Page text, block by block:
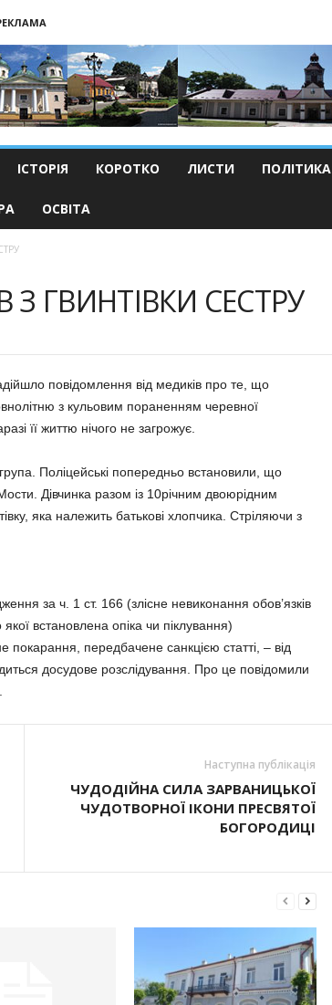
ІСТОРІЯ КОРОТКО ЛИСТИ ПОЛІТИКА
ОСВІТА
ГВИНТІВКИ СЕСТРУ
повідомлення від медиків про те, що
з кульовим пораненням черевної
її життю нічого не загрожує.
Поліцейські попередньо встановили, що
Дівчинка разом із 10річним двоюрідним
яка належить батькові хлопчика. Стріляючи з
за ч. 1 ст. 166 (злісне невиконання обов’язків
встановлена опіка чи піклування)
передбачене санкцією статті, – від
досудове розслідування. Про це повідомили
Наступна публікація
ЧУДОДІЙНА СИЛА ЗАРВАНИЦЬКОЇ
ЧУДОТВОРНОЇ ІКОНИ ПРЕСВЯТОЇ
БОГОРОДИЦІ